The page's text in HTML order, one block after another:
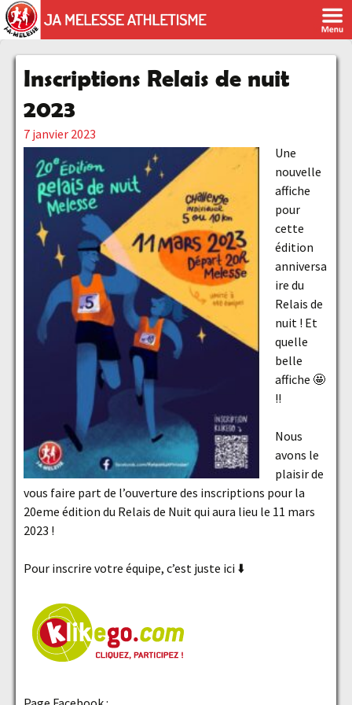
Inscriptions Relais de nuit
2023
7 janvier 2023
Une
nouvelle
affiche
pour
cette
édition
anniversa
ire du
Relais de
nuit ! Et
quelle
belle
affiche 🤩
!!
Nous
avons le
plaisir de
vous faire part de l’ouverture des inscriptions pour la
20eme édition du Relais de Nuit qui aura lieu le 11 mars
2023 !
Pour inscrire votre équipe, c’est juste ici ⬇️